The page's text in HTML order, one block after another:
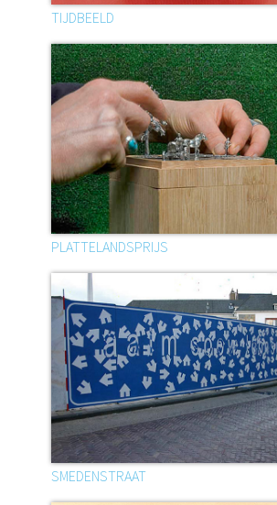
TIJDBEELD
PLATTELANDSPRIJS
SMEDENSTRAAT